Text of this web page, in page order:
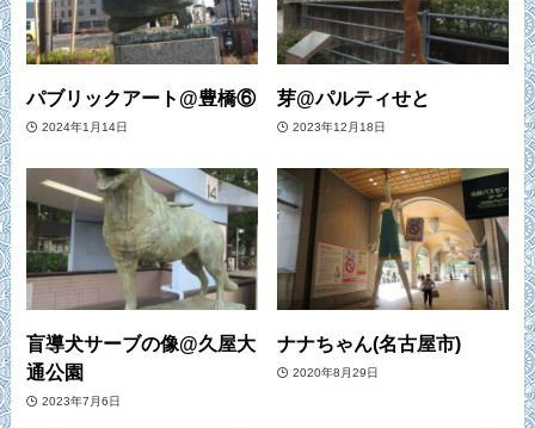
パブリックアート@豊橋⑥
2024年1月14日
芽@パルティせと
2023年12月18日
盲導犬サーブの像@久屋大
通公園
2023年7月6日
ナナちゃん(名古屋市)
2020年8月29日